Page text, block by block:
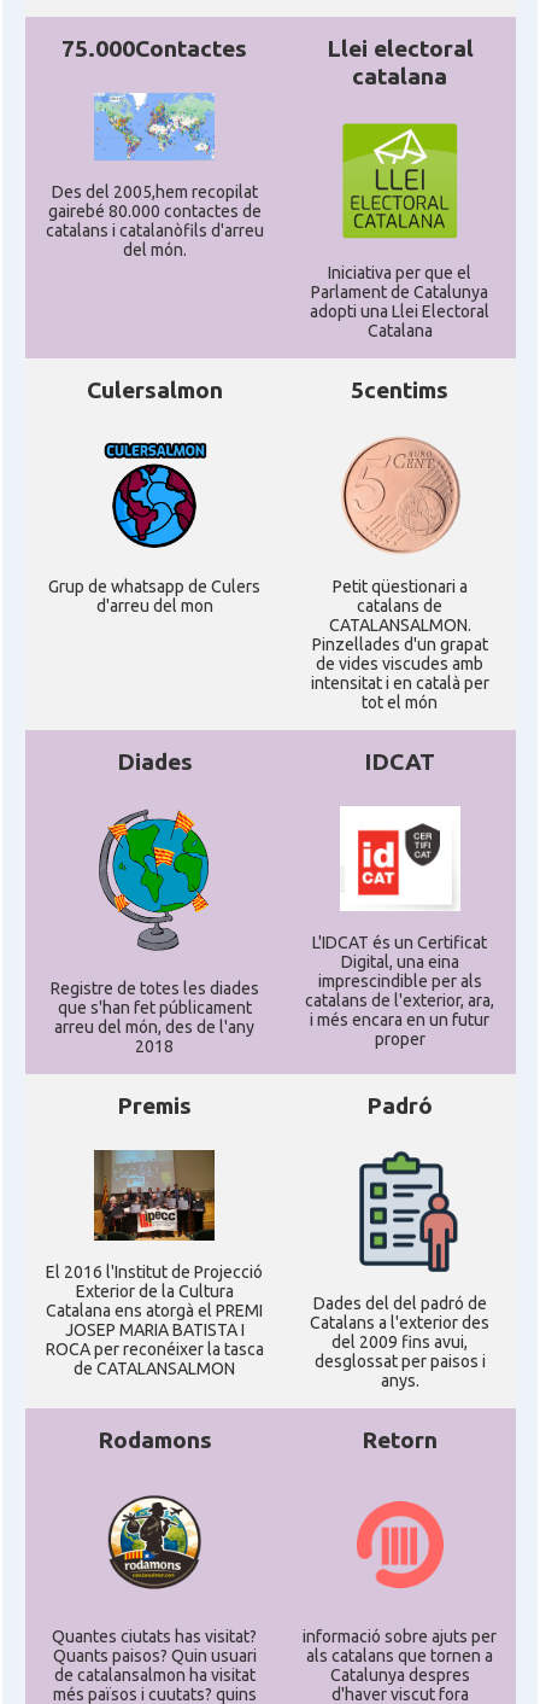
Consolat Consolat general a San Francisco
Consolat general a Washington
Ambaixada
Ambaixada espanyola a Estats Units
* + ambaixades i consolats
75.000Contactes
Des del 2005,hem recopilat
gairebé 80.000 contactes de
catalans i catalanòfils d'arreu
del món.
Llei electoral
catalana
Iniciativa per que el
Parlament de Catalunya
adopti una Llei Electoral
Catalana
Culersalmon
Grup de whatsapp de Culers
d'arreu del mon
5centims
Petit qüestionari a
catalans de
CATALANSALMON.
Pinzellades d'un grapat
de vides viscudes amb
intensitat i en català per
tot el món
Diades
Registre de totes les diades
que s'han fet públicament
arreu del món, des de l'any
2018
IDCAT
L'IDCAT és un Certificat
Digital, una eina
imprescindible per als
catalans de l'exterior, ara,
i més encara en un futur
proper
Premis
El 2016 l'Institut de Projecció
Exterior de la Cultura
Catalana ens atorgà el PREMI
JOSEP MARIA BATISTA I
ROCA per reconéixer la tasca
de CATALANSALMON
Padró
Dades del del padró de
Catalans a l'exterior des
del 2009 fins avui,
desglossat per paisos i
anys.
Rodamons
Quantes ciutats has visitat?
Quants paisos? Quin usuari
de catalansalmon ha visitat
més països i cuutats? quins
Retorn
informació sobre ajuts per
als catalans que tornen a
Catalunya despres
d'haver viscut fora